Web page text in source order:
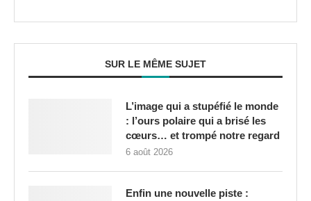
SUR LE MÊME SUJET
L’image qui a stupéfié le monde
: l’ours polaire qui a brisé les
cœurs… et trompé notre regard
6 août 2026
Enfin une nouvelle piste :